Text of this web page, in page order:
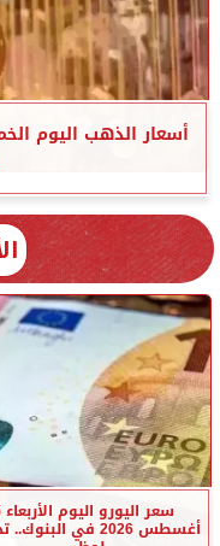
سعر
أغسطس 2026 في